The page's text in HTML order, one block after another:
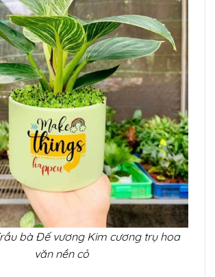
bà Đế vương Kim cương trụ hoa
văn nền cỏ